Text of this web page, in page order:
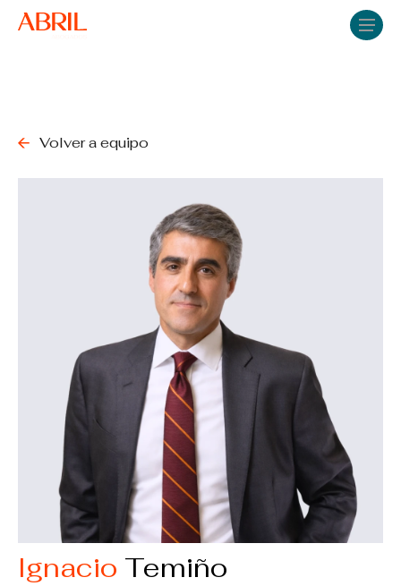
Menu
Volver a equipo
Ignacio Temiño